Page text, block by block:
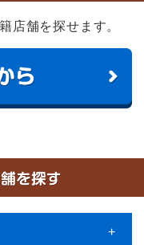
店舗を探せます。
+